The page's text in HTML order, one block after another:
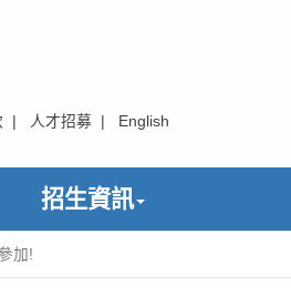
人才招募 English
招生資訊
加!